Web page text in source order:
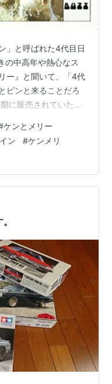
」と呼ばれた4代目日
の中高年や熱心なス
ー』と聞いて、「4代
ピンと来ることだろ
に販売されていたモ
ラクターを務める
売されるようになっ
と感じたところであ
CMがあったなん
。 いつだって どこ
ゆ…
ケンとメリー
ン #ケンメリ